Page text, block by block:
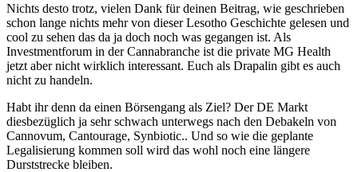
Nichts desto trotz, vielen Dank für deinen Beitrag, wie geschrieben
schon lange nichts mehr von dieser Lesotho Geschichte gelesen und
cool zu sehen das da ja doch noch was gegangen ist. Als
Investmentforum in der Cannabranche ist die private MG Health
jetzt aber nicht wirklich interessant. Euch als Drapalin gibt es auch
nicht zu handeln.
Habt ihr denn da einen Börsengang als Ziel? Der DE Markt
diesbezüglich ja sehr schwach unterwegs nach den Debakeln von
Cannovum, Cantourage, Synbiotic.. Und so wie die geplante
Legalisierung kommen soll wird das wohl noch eine längere
Durststrecke bleiben.